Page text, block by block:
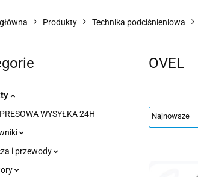
Produkty Technika podciśnieniowa
WYSYŁKA 24H
i przewody
OVEL